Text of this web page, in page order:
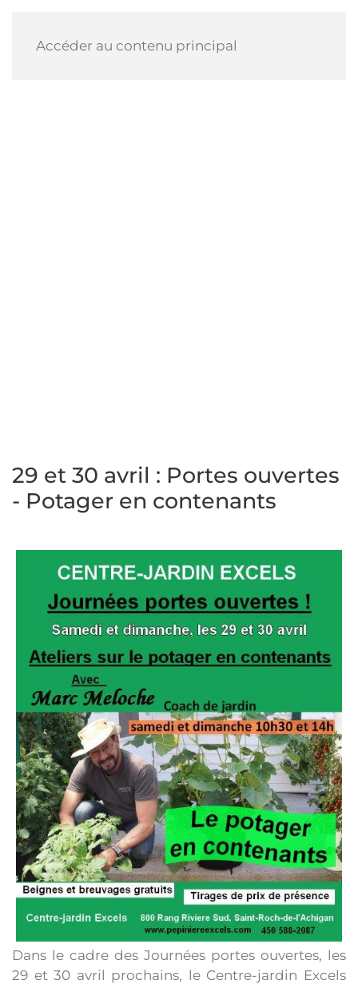
Accéder au contenu principal
29 et 30 avril : Portes ouvertes
- Potager en contenants
Dans le cadre des Journées portes ouvertes, les
29 et 30 avril prochains, le Centre-jardin Excels